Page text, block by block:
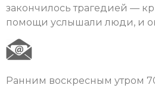
закончилось трагедией —
помощи услышали люди, и
Ранним воскресным утром